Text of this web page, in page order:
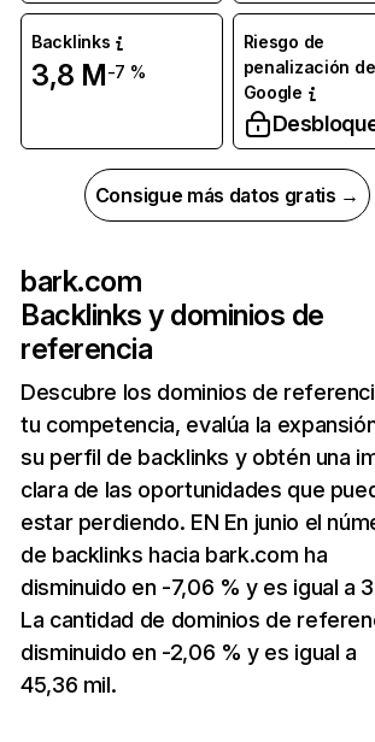
Backlinks
3,8 M-7 %
Riesgo de
penalización de
Google
Consigue más datos gratis →
bark.com
Backlinks y dominios de
referencia
Descubre los dominios de
tu competencia, evalúa la
su perfil de backlinks y obtén una
clara de las oportunidades que
estar perdiendo. EN En junio el
de backlinks hacia bark.com ha
disminuido en -7,06 % y es igual a
La cantidad de dominios de
disminuido en -2,06 % y es igual a
45,36 mil.